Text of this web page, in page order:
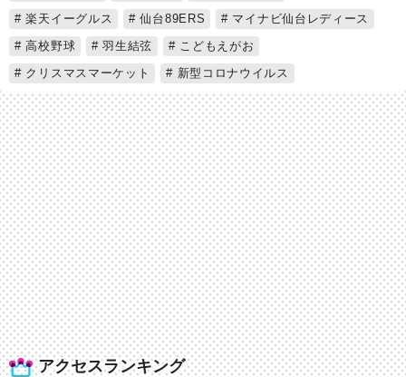
アクセスランキング
楽天イーグルス
仙台89ERS
マイナビ仙台レディース
高校野球
羽生結弦
こどもえがお
クリスマスマーケット
新型コロナウイルス